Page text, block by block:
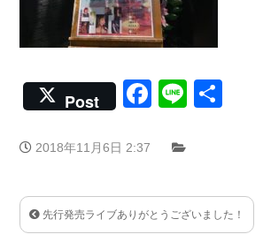
Post Facebook
Line
2018年11月6日 2:37
先行発売ライブありがとうございました！